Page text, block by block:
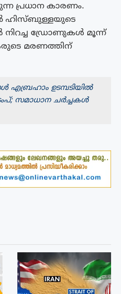
പ്രധാന കാരണം.
ഹിസ്ബുള്ളയുടെ
ഡ്രോണുകൾ മൂന്ന്
മരണത്തിന്
എബ്രഹാം ഉടമ്പടിയിൽ
സമാധാന ചർച്ചകൾ